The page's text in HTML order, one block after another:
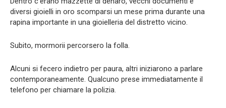
diversi gioielli in oro scomparsi un mese prima durante una
rapina importante in una gioielleria del distretto vicino.
Subito, mormorii percorsero la folla.
Alcuni si fecero indietro per paura, altri iniziarono a parlare
contemporaneamente. Qualcuno prese immediatamente il
telefono per chiamare la polizia.